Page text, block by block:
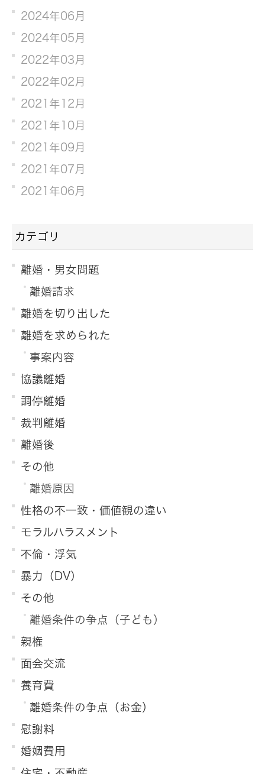
2024年06月
2024年05月
2022年03月
2022年02月
2021年12月
2021年10月
2021年09月
2021年07月
2021年06月
カテゴリ
離婚・男女問題
離婚請求
離婚を切り出した
離婚を求められた
事案内容
協議離婚
調停離婚
裁判離婚
離婚後
その他
離婚原因
性格の不一致・価値観の違い
モラルハラスメント
不倫・浮気
暴力（DV）
その他
離婚条件の争点（子ども）
親権
面会交流
養育費
離婚条件の争点（お金）
慰謝料
婚姻費用